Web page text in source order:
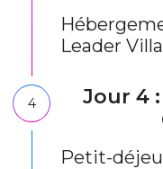
Leader
4
Jour 4
Petit-